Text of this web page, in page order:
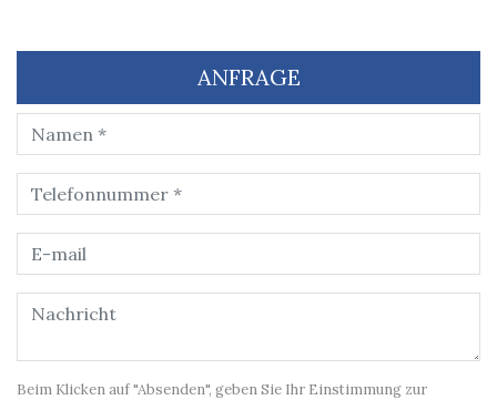
ANFRAGE
Beim Klicken auf "Absenden", geben Sie Ihr Einstimmung zur